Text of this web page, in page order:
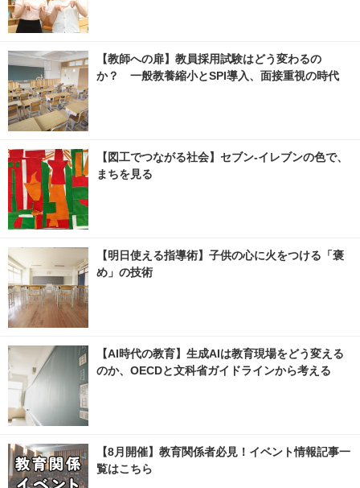
【教師への扉】教員採用試験はどう変わるの
か？ 一般教養縮小とSPI導入、面接重視の時代
【図工でつながる社会】セブン‐イレブンの色で、
まちを見る
【明日使える指導術】子供の心に火をつける「褒
め」の技術
【AI時代の教育】生成AIは教育現場をどう変える
のか、OECDと文科省ガイドラインから考える
【8月開催】教育関係者必見！イベント情報記事一
覧はこちら